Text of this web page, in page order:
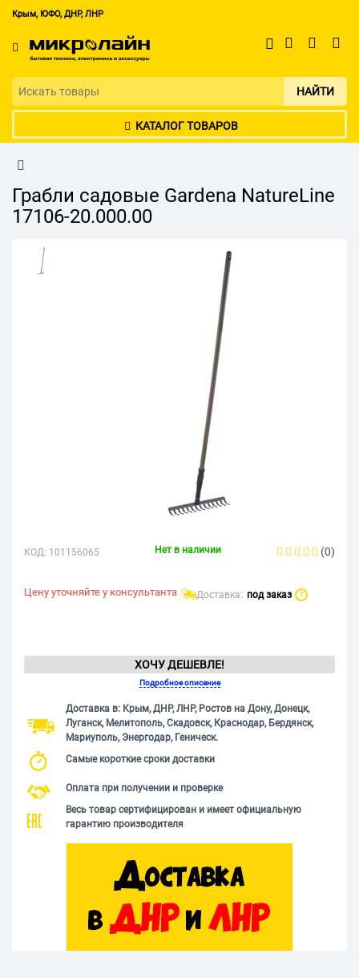
Крым, ЮФО, ДНР, ЛНР
НАЙТИ
КАТАЛОГ ТОВАРОВ
Грабли садовые Gardena NatureLine
17106-20.000.00
КОД: 101156065 Нет в наличии (0)
Цену уточняйте у консультанта Доставка: под заказ ?
ХОЧУ ДЕШЕВЛЕ!
Подробное описание
Доставка в: Крым, ДНР, ЛНР, Ростов на Дону, Донецк,
Луганск, Мелитополь, Скадовск, Краснодар, Бердянск,
Мариуполь, Энергодар, Геническ.
Самые короткие сроки доставки
Оплата при получении и проверке
Весь товар сертифицирован и имеет официальную
гарантию производителя